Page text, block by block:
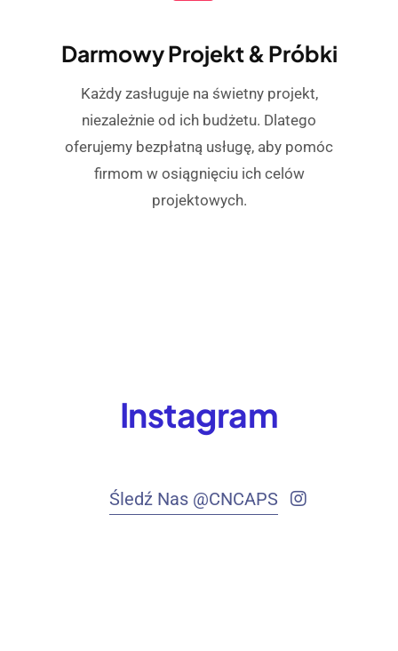
Darmowy Projekt & Próbki
Każdy zasługuje na świetny projekt,
niezależnie od ich budżetu. Dlatego
oferujemy bezpłatną usługę, aby pomóc
firmom w osiągnięciu ich celów
projektowych.
Instagram
Śledź Nas @CNCAPS